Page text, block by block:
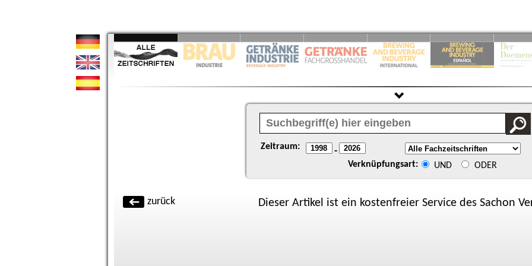
Zeitraum: -
Verknüpfungsart: UND ODER
zurück Dieser Artikel ist ein kostenfreier Service des Sachon